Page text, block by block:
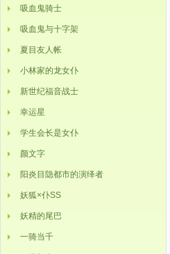
吸血鬼骑士
吸血鬼与十字架
夏目友人帐
小林家的龙女仆
新世纪福音战士
幸运星
学生会长是女仆
颜文字
阳炎目隐都市的演绎者
妖狐×仆SS
妖精的尾巴
一骑当千